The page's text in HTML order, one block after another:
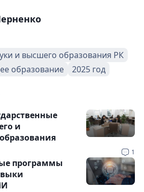
и высшего образования РК
образование 2025 год
1
и
программы